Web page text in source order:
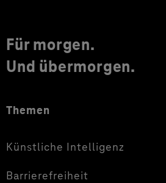
Für morgen.
Und übermorgen.
Themen
Künstliche Intelligenz
Barrierefreiheit